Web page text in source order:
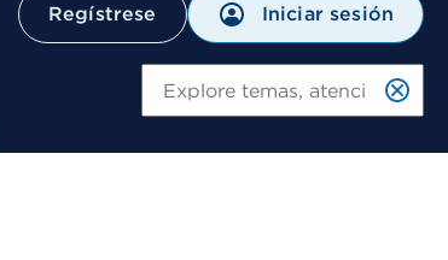
Regístrese Iniciar sesión